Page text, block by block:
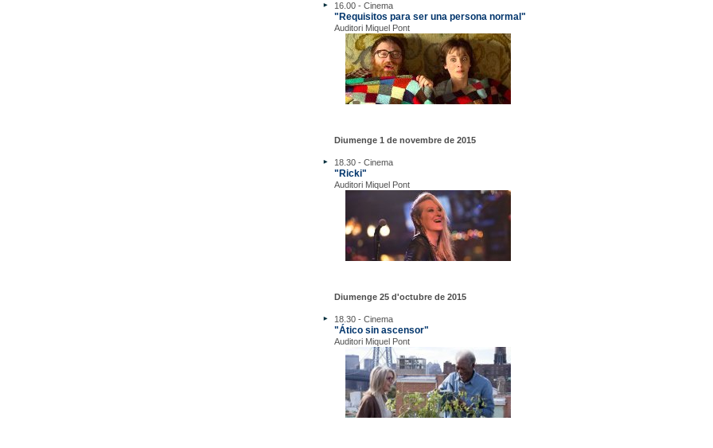
16.00 - Cinema
"Requisitos para ser una persona normal"
Auditori Miquel Pont
Diumenge 1 de novembre de 2015
18.30 - Cinema
"Ricki"
Auditori Miquel Pont
Diumenge 25 d'octubre de 2015
18.30 - Cinema
"Ático sin ascensor"
Auditori Miquel Pont